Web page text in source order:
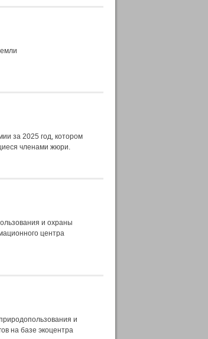
за 2025 год, котором
членами жюри.
и охраны
центра
и
на базе экоцентра